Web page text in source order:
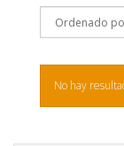
No hay